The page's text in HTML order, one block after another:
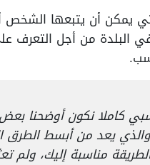
يمكن أن يتبعها
البلدة من أجل التعرف
نكون أوضحنا بعض
يعد من أبسط
مناسبة إليك، ولم